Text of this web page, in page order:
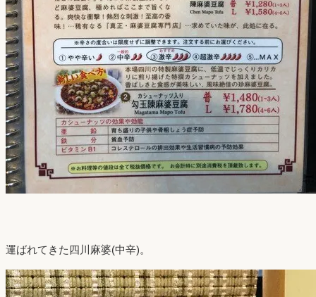
運ばれてきた四川麻婆(中辛)。